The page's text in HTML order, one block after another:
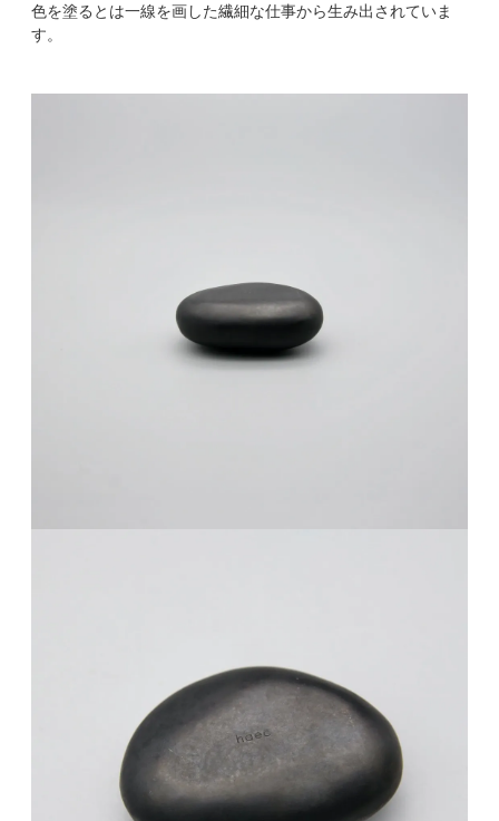
色を塗るとは一線を画した繊細な仕事から生み出されていま
す。